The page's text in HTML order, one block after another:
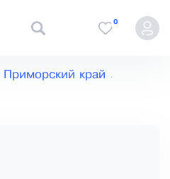
0
Приморский край